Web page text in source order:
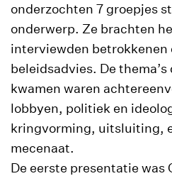
onderzochten 7 groepjes
onderwerp. Ze brachten
interviewden betrokkenen
beleidsadvies. De thema’s
kwamen waren
lobbyen, politiek en
kringvorming, uitsluiting,
mecenaat.
De eerste presentatie was